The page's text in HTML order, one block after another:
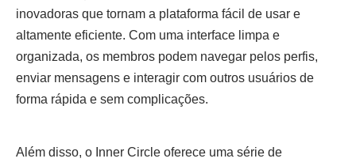
inovadoras que tornam a plataforma fácil de usar e
altamente eficiente. Com uma interface limpa e
organizada, os membros podem navegar pelos perfis,
enviar mensagens e interagir com outros usuários de
forma rápida e sem complicações.
Além disso, o Inner Circle oferece uma série de